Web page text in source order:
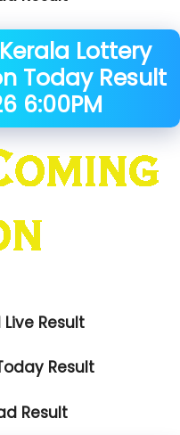
Lottery
Today Result
6:00PM
Result
Result
Result